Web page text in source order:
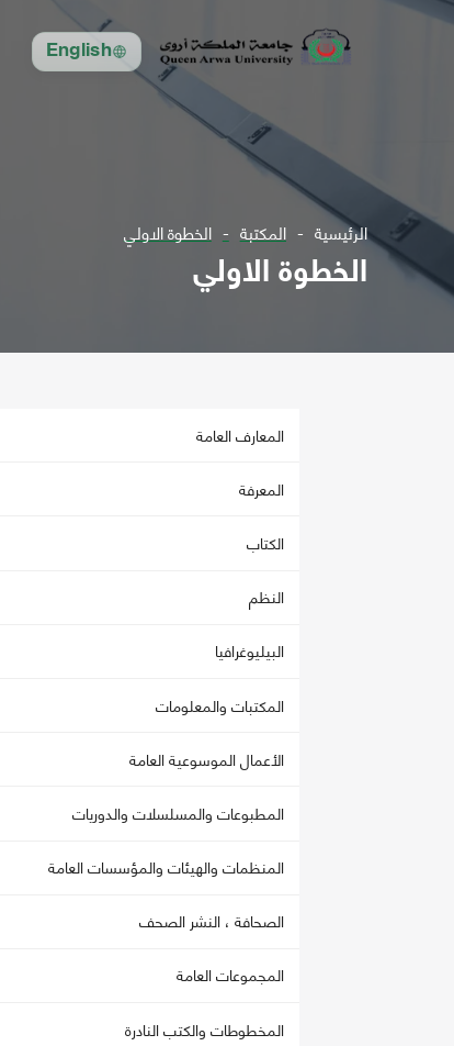
English
الرئيسية المكتبة الخطوة الاولي
الخطوة الاولي
المعارف العامة
المعرفة
الكتاب
النظم
البيليوغرافيا
المكتبات والمعلومات
الأعمال الموسوعية العامة
المطبوعات والمسلسلات والدوريات
المنظمات والهيئات والمؤسسات العامة
الصحافة ، النشر الصحف
المجموعات العامة
المخطوطات والكتب النادرة